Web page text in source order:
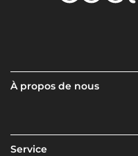
À propos de nous
Service